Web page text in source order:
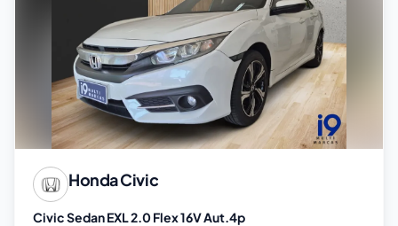
HondaCivic
Civic Sedan EXL 2.0 Flex 16V Aut.4p